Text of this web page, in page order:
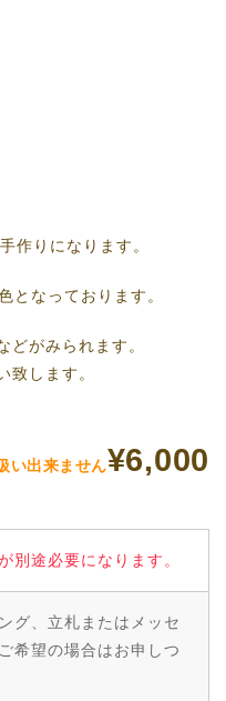
作りになります。
なっております。
どがみられます。
致します。
¥6,000
い出来ません
別途必要になります。
グ、立札またはメッセ
希望の場合はお申しつ